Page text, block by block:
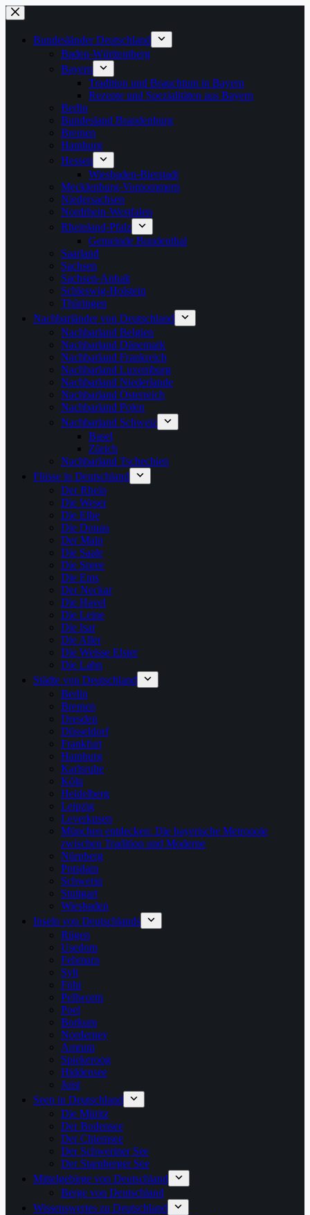
Zum
Inhalt
springenBundesländer Deutschland
Baden-Württemberg
Bayern
Tradition und Brauchtum in Bayern
Rezepte und Spezialitäten aus Bayern
Berlin
Bundesland Brandenburg
Bremen
Hamburg
Hessen
Wiesbaden-Bierstadt
Mecklenburg-Vorpommern
Niedersachsen
Nordrhein-Westfalen
Rheinland-Pfalz
Gemeinde Bundenthal
Saarland
Sachsen
Sachsen-Anhalt
Schleswig-Holstein
Thüringen
Nachbarländer von Deutschland
Nachbarland Belgien
Nachbarland Dänemark
Nachbarland Frankreich
Nachbarland Luxemburg
Nachbarland Niederlande
Nachbarland Österreich
Nachbarland Polen
Nachbarland Schweiz
Basel
Zürich
Nachbarland Tschechien
Flüsse in Deutschland
Der Rhein
Die Weser
Die Elbe
Die Donau
Der Main
Die Saale
Die Spree
Die Ems
Der Neckar
Die Havel
Die Leine
Die Isar
Die Aller
Die Weisse Elster
Die Lahn
Städte von Deutschland
Berlin
Bremen
Dresden
Düsseldorf
Frankfurt
Hamburg
Karlsruhe
Köln
Heidelberg
Leipzig
Leverkusen
München entdecken: Die bayerische Metropole
zwischen Tradition und Moderne
Nürnberg
Potsdam
Schwerin
Stuttgart
Wiesbaden
Inseln von Deutschlands
Rügen
Usedom
Fehmarn
Sylt
Föhr
Pellworm
Poel
Borkum
Norderney
Amrum
Spiekeroog
Hiddensee
Juist
Seen in Deutschland
Die Müritz
Der Bodensee
Der Chiemsee
Der Schweriner See
Der Starnberger See
Mittelgebirge von Deutschland
Berge von Deutschland
Wissenswertes zu Deutschland